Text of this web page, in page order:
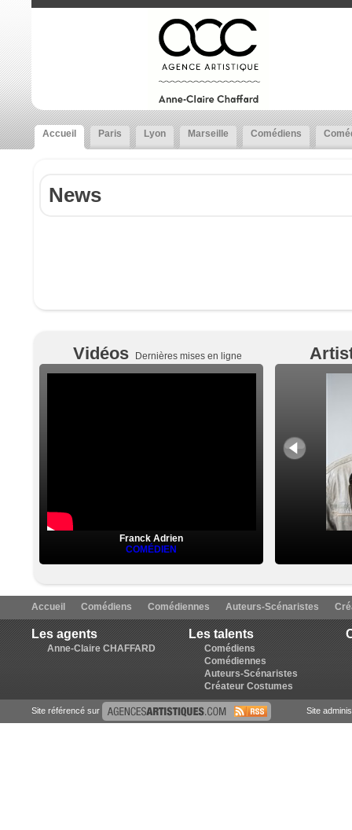
Accueil Paris Lyon Marseille Comédiens
News
Vidéos Dernières mises en ligne
Franck Adrien
COMÉDIEN
Accueil Comédiens Comédiennes Auteurs-Scénaristes
Les agents
Anne-Claire CHAFFARD
Les talents
Comédiens
Comédiennes
Auteurs-Scénaristes
Créateur Costumes
Site référencé sur Site